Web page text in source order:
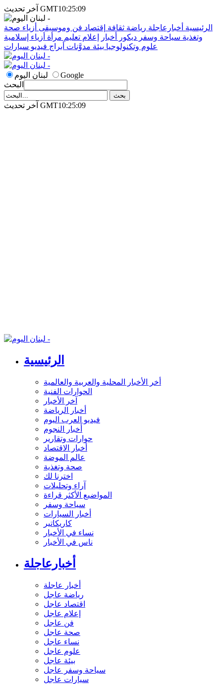
آخر تحديث GMT10:25:09
الرئيسية أخبارعاجلة رياضة ثقافة إقتصاد فن وموسيقى أزياء صحة
وتغذية سياحة وسفر ديكور أخبار إعلام تعليم مرأة أزياء إسلامية
علوم وتكنولوجيا بيئة مدوَّنات أبراج فيديو سيارات
لبنان اليوم
Google
البحث
آخر تحديث GMT10:25:09
الرئيسية
أخر الأخبار المحلية والعربية والعالمية
الحوارات الفنية
آخر الأخبار
أخبار الرياضة
فيديو العرب اليوم
أخبار النجوم
حوارات وتقارير
أخبار الاقتصاد
عالم الموضة
صحة وتغذية
اخترنا لك
آراء وتحليلات
المواضيع الأكثر قراءة
سياحة وسفر
أخبار السيارات
كاريكاتير
نساء في الأخبار
ناس في الأخبار
أخبارعاجلة
أخبار عاجلة
رياضة عاجل
اقتصاد عاجل
إعلام عاجل
فن عاجل
صحة عاجل
نساء عاجل
علوم عاجل
بيئة عاجل
سياحة وسفر عاجل
سيارات عاجل